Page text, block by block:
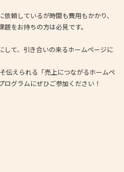
頼しているが時間も費用もかかり、
をお持ちの方は必見です。
して、引き合いの来るホームページに
伝えられる「売上につながるホームペ
グラムにぜひご参加ください！